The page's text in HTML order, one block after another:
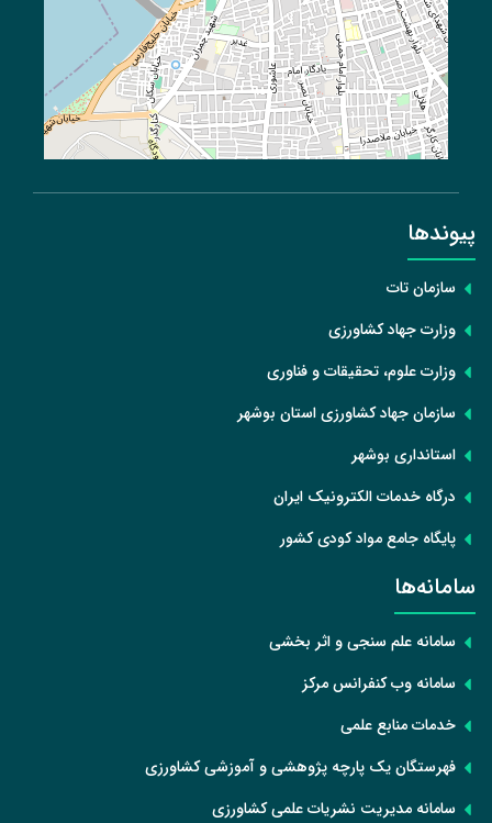
پیوند‌ها
سازمان تات
وزارت جهاد کشاورزی
وزارت علوم، تحقیقات و فناوری
سازمان جهاد کشاورزی استان بوشهر
استانداری بوشهر
درگاه خدمات الکترونیک ایران
پایگاه جامع مواد کودی کشور
سامانه‌ها
سامانه علم سنجی و اثر بخشی
سامانه وب کنفرانس مرکز
خدمات منابع علمی
فهرستگان یک پارچه پژوهشی و آموزشی کشاورزی
سامانه مدیریت نشریات علمی کشاورزی